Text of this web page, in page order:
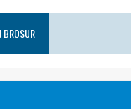
BROSUR